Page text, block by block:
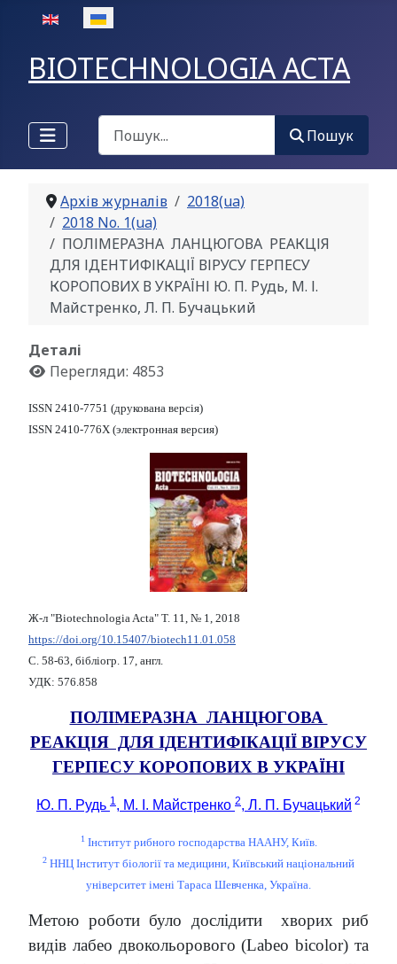
Оберіть свою мову
BIOTECHNOLOGIA ACTA
Пошук
Пошук
Архів журналів
2018(ua)
2018 No. 1(ua)
ПОЛІМЕРАЗНА ЛАНЦЮГОВА РЕАКЦІЯ
ДЛЯ ІДЕНТИФІКАЦІЇ ВІРУСУ ГЕРПЕСУ
КОРОПОВИХ В УКРАЇНІ Ю. П. Рудь, М. І.
Майстренко, Л. П. Бучацький
Деталі
Перегляди: 4853
ISSN 2410-7751 (друкована версія)
ISSN 2410-776X (электронная версия)
Ж-л "Biotechnologia Acta" Т. 11, № 1, 2018
https://doi.org/10.15407/biotech11.01.058
С. 58-63, бібліогр. 17, англ.
УДК: 576.858
ПОЛІМЕРАЗНА ЛАНЦЮГОВА
РЕАКЦІЯ ДЛЯ ІДЕНТИФІКАЦІЇ ВІРУСУ
ГЕРПЕСУ КОРОПОВИХ В УКРАЇНІ
Ю. П. Рудь 1, М. І. Майстренко 2, Л. П. Бучацький 2
1 Інститут рибного господарства НААНУ, Київ.
2 ННЦ Інститут біології та медицини, Київський національний
університет імені Тараса Шевченка, Україна.
Метою роботи було дослідити хворих риб
видів лабео двокольорового (Labeo bicolor) та